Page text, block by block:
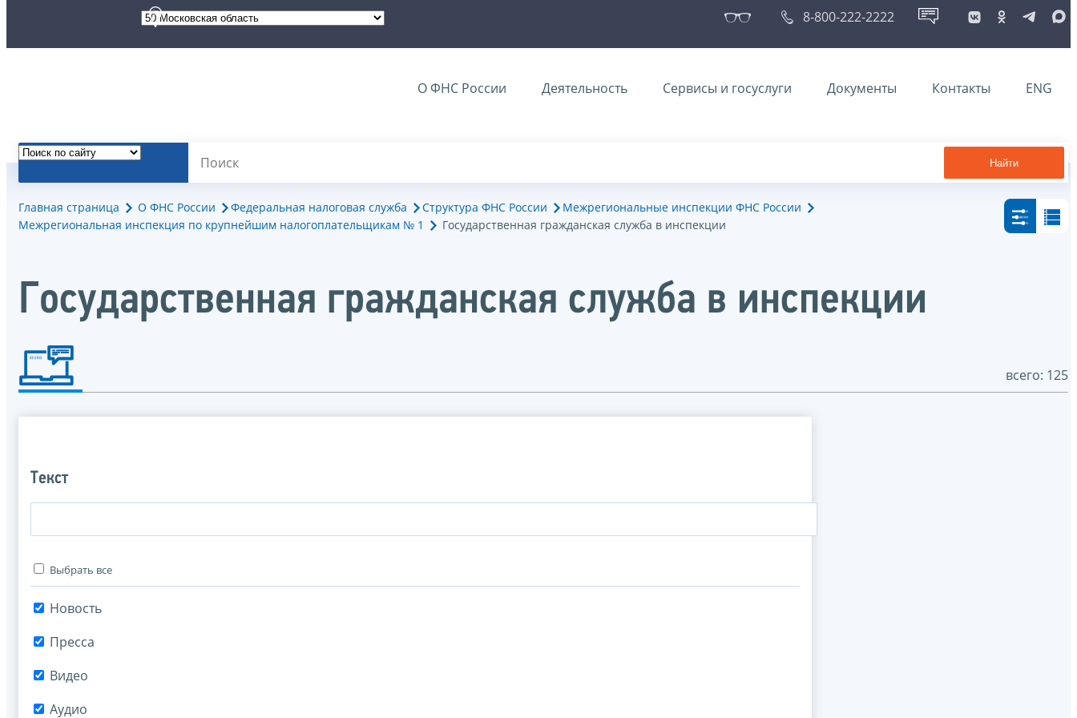
8-800-222-2222
О ФНС России Деятельность Сервисы и госуслуги Документы Контакты ENG
Найти
Главная страница О ФНС России Федеральная налоговая служба Структура ФНС России
Межрегиональные инспекции ФНС России
Межрегиональная инспекция по крупнейшим налогоплательщикам № 1
Государственная гражданская служба в инспекции
Государственная гражданская служба в инспекции
всего: 125
Текст
Выбрать все
Новость
Пресса
Видео
Аудио